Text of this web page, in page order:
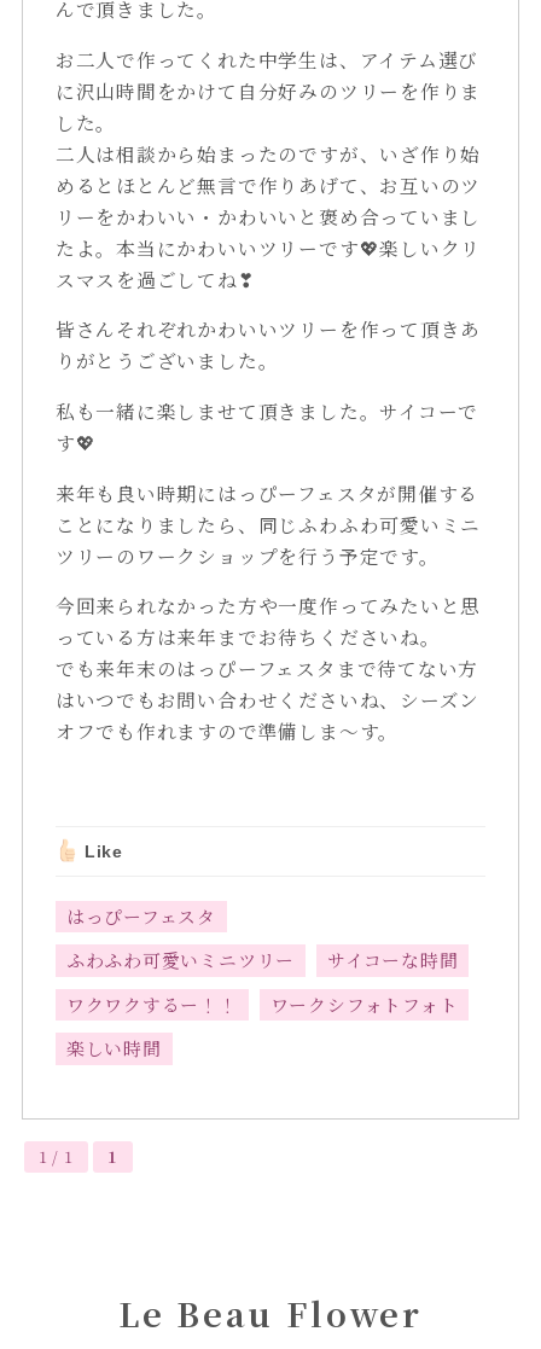
んで頂きました。
お二人で作ってくれた中学生は、アイテム選び
に沢山時間をかけて自分好みのツリーを作りま
した。
二人は相談から始まったのですが、いざ作り始
めるとほとんど無言で作りあげて、お互いのツ
リーをかわいい・かわいいと褒め合っていまし
たよ。本当にかわいいツリーです💖楽しいクリ
スマスを過ごしてね❣
皆さんそれぞれかわいいツリーを作って頂きあ
りがとうございました。
私も一緒に楽しませて頂きました。サイコーで
す💖
来年も良い時期にはっぴーフェスタが開催する
ことになりましたら、同じふわふわ可愛いミニ
ツリーのワークショップを行う予定です。
今回来られなかった方や一度作ってみたいと思
っている方は来年までお待ちくださいね。
でも来年末のはっぴーフェスタまで待てない方
はいつでもお問い合わせくださいね、シーズン
オフでも作れますので準備しま～す。
Like
はっぴーフェスタ
ふわふわ可愛いミニツリー
サイコーな時間
ワクワクするー！！
ワークシフォトフォト
楽しい時間
1 / 1 1
Le Beau Flower